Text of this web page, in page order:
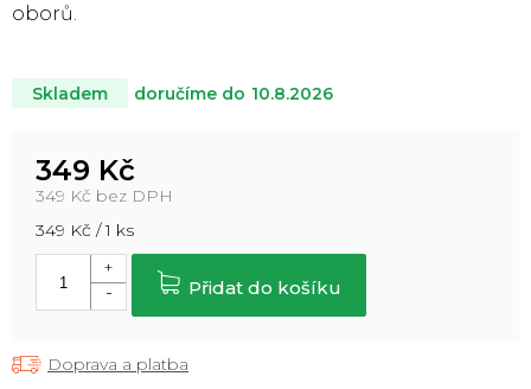
Skladem doručíme do 10.8.2026
349 Kč
349 Kč bez DPH
Měrná
cena:
349 Kč / 1 ks
Přidat do košíku
oborů.
Doprava a platba